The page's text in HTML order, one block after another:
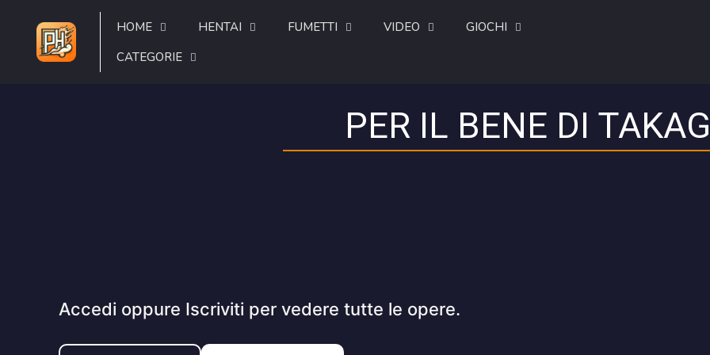
HOME HENTAI FUMETTI VIDEO
GIOCHI
CATEGORIE
PER IL BENE DI
Accedi oppure Iscriviti per vedere tutte le opere.